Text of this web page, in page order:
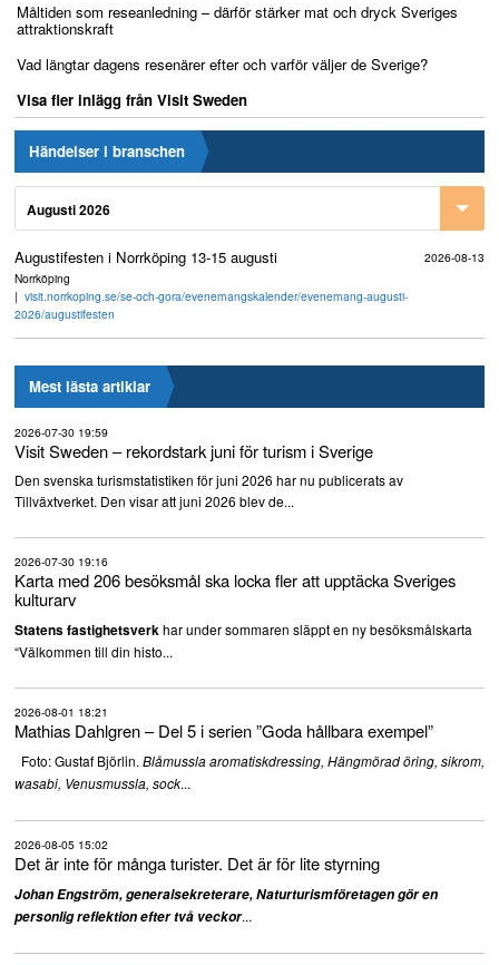
Måltiden som reseanledning – därför stärker mat och dryck Sveriges
attraktionskraft
Vad längtar dagens resenärer efter och varför väljer de Sverige?
Visa fler inlägg från Visit Sweden
Händelser i branschen
Augusti 2026
Augustifesten i Norrköping 13-15 augusti
2026-08-13
Norrköping
visit.norrkoping.se/se-och-gora/evenemangskalender/evenemang-augusti-
2026/augustifesten
Mest lästa artiklar
2026-07-30 19:59
Visit Sweden – rekordstark juni för turism i Sverige
Den svenska turismstatistiken för juni 2026 har nu publicerats av
Tillväxtverket. Den visar att juni 2026 blev de...
2026-07-30 19:16
Karta med 206 besöksmål ska locka fler att upptäcka Sveriges
kulturarv
Statens fastighetsverkhar under sommaren släppt en ny besöksmålskarta
“Välkommen till din histo...
2026-08-01 18:21
Mathias Dahlgren – Del 5 i serien ”Goda hållbara exempel”
Foto: Gustaf Björlin. Blåmussla aromatiskdressing, Hängmörad öring, sikrom,
wasabi, Venusmussla, sock...
2026-08-05 15:02
Det är inte för många turister. Det är för lite styrning
Johan Engström, generalsekreterare, Naturturismföretagen gör en
personlig reflektion efter två veckor...